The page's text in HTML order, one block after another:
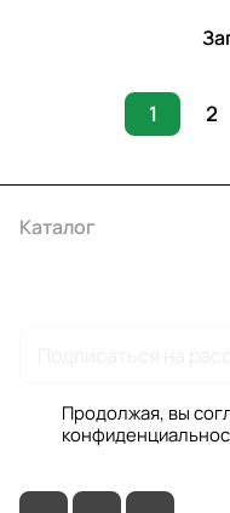
1 2
Каталог
Продолжая, вы